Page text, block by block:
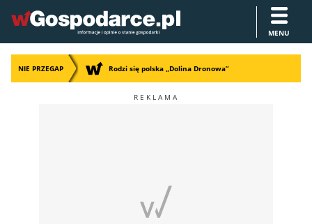
MENU
NIE PRZEGAP Rodzi się polska „Dolina Dronowa”